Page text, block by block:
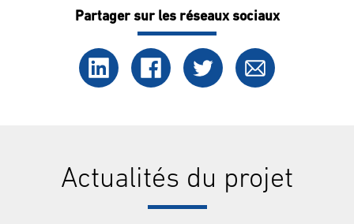
Partager sur les réseaux sociaux
Actualités du projet